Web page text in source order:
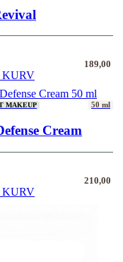
189,00
MAKEUP 50 ml
Cream
210,00